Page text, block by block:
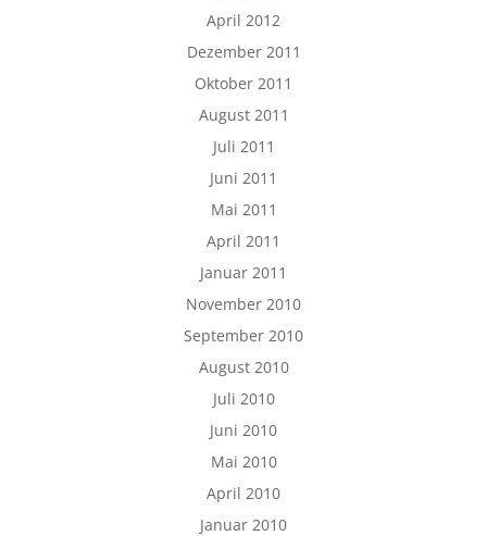
April 2012
Dezember 2011
Oktober 2011
August 2011
Juli 2011
Juni 2011
Mai 2011
April 2011
Januar 2011
November 2010
September 2010
August 2010
Juli 2010
Juni 2010
Mai 2010
April 2010
Januar 2010